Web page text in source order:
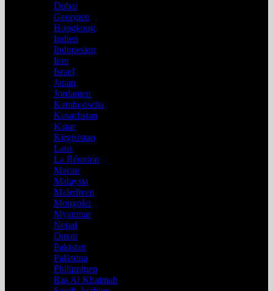
Dubai
Georgien
Hongkong
Indien
Indonesien
Iran
Israel
Japan
Jordanien
Kambodscha
Kasachstan
Katar
Kirgisistan
Laos
La Réunion
Macau
Malaysia
Malediven
Mongolei
Myanmar
Nepal
Oman
Pakistan
Palästina
Philippinen
Ras Al Khaimah